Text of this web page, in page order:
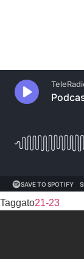
Taggato21-23